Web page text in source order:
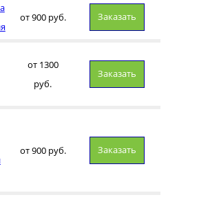
от 900 руб. Заказать
от 1300
руб.
Заказать
от 900 руб. Заказать